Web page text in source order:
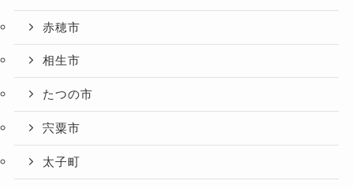
赤穂市
相生市
たつの市
宍粟市
太子町